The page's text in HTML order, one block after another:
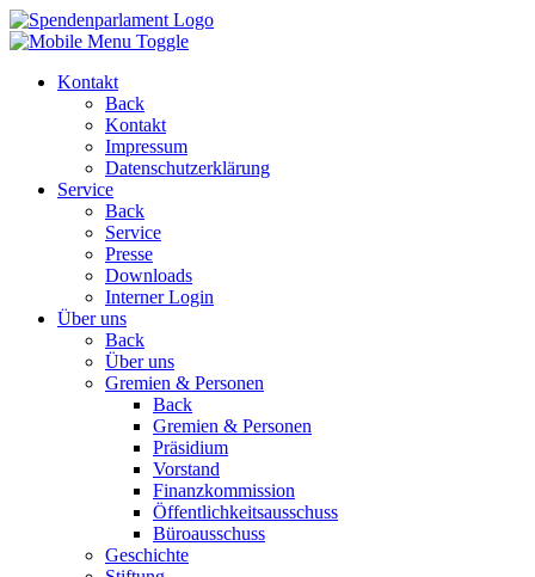
Kontakt
Back
Kontakt
Impressum
Datenschutzerklärung
Service
Back
Service
Presse
Downloads
Interner Login
Über uns
Back
Über uns
Gremien & Personen
Back
Gremien & Personen
Präsidium
Vorstand
Finanzkommission
Öffentlichkeitsausschuss
Büroausschuss
Geschichte